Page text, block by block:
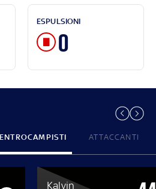
ESPULSIONI
0
ATTACCANTI
Kalvin